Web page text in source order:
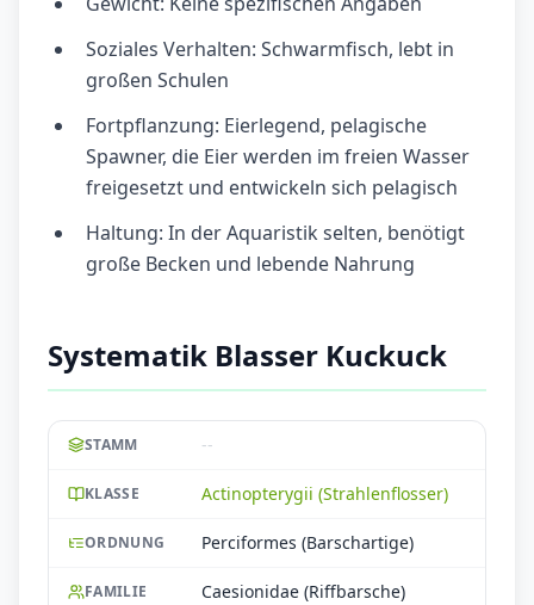
Soziales Verhalten: Schwarmfisch, lebt in
großen Schulen
Fortpflanzung: Eierlegend, pelagische
Spawner, die Eier werden im freien Wasser
freigesetzt und entwickeln sich pelagisch
Haltung: In der Aquaristik selten, benötigt
große Becken und lebende Nahrung
Systematik Blasser Kuckuck
STAMM --
KLASSE Actinopterygii (Strahlenflosser)
ORDNUNG Perciformes (Barschartige)
FAMILIE Caesionidae (Riffbarsche)